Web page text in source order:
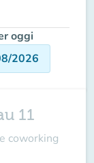
oggi
2026
11
coworking